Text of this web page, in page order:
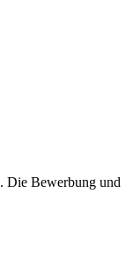
Die Bewerbung und